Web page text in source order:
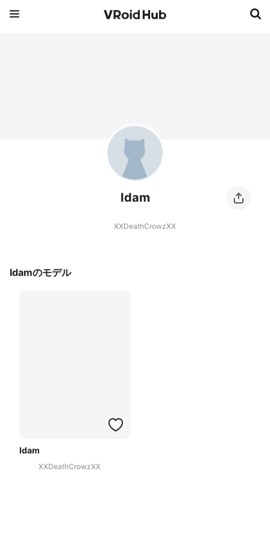
Idam
XXDeathCrowzXX
Idamのモデル
Idam
XXDeathCrowzXX